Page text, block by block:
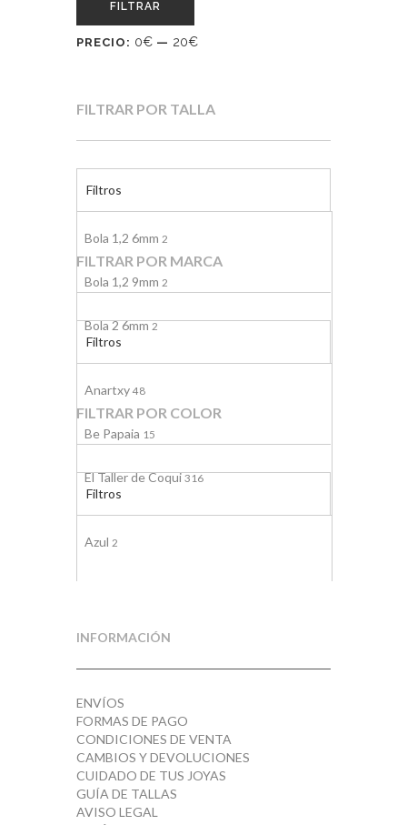
FILTRAR
PRECIO: 0€ — 20€
FILTRAR POR TALLA
Filtros
Bola 1,2 6mm 2
Bola 1,2 9mm 2
Bola 2 6mm2
Bola 2 9mm
Bola 2,9 6mm1
Grande
Pequeña
FILTRAR POR MARCA
Filtros
Anartxy 48
Be Papaia 15
El Taller de Coqui316
YEHWANG
FILTRAR POR COLOR
Filtros
Azul 2
Fucsia7
Lila 3
Multicolor6
Negro
INFORMACIÓN
ENVÍOS
FORMAS DE PAGO
CONDICIONES DE VENTA
CAMBIOS Y DEVOLUCIONES
CUIDADO DE TUS JOYAS
GUÍA DE TALLAS
AVISO LEGAL